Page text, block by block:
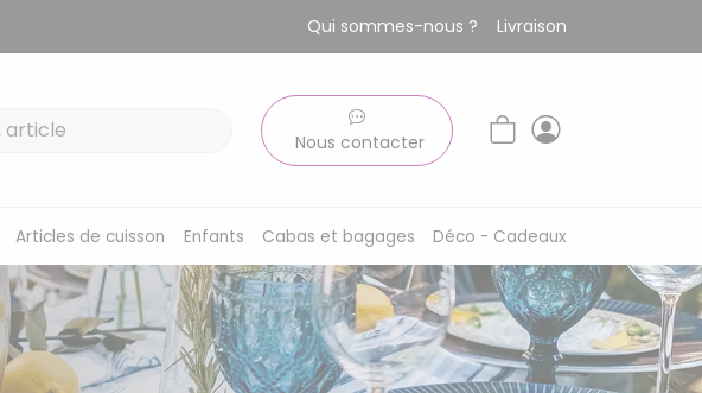
Qui sommes-nous ? Livraison
Nous contacter
Articles de cuisson Enfants Cabas et bagages Déco - Cadeaux